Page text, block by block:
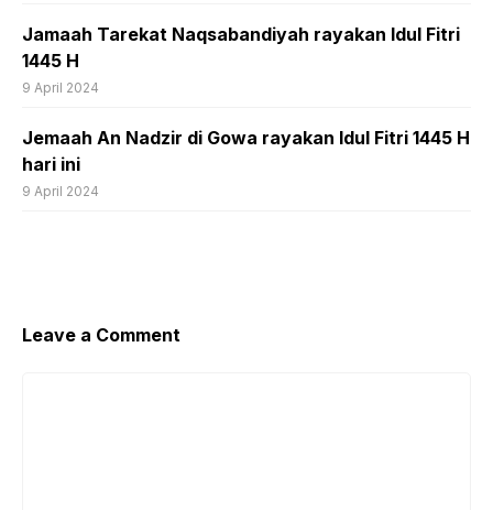
Jamaah Tarekat Naqsabandiyah rayakan Idul Fitri
1445 H
9 April 2024
Jemaah An Nadzir di Gowa rayakan Idul Fitri 1445 H
hari ini
9 April 2024
Leave a Comment